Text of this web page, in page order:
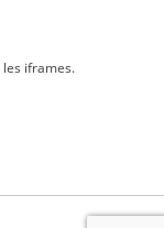
iframes.